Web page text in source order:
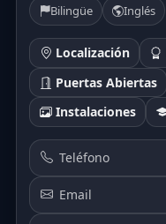
Bilingüe
Inglés
Localización
Puertas Abiertas
Instalaciones
Teléfono
Email